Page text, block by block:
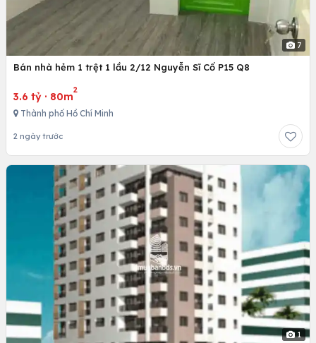
7
Bán nhà hẻm 1 trệt 1 lầu 2/12 Nguyễn Sĩ Cố P15 Q8
3.6 tỷ · 80m
2
Thành phố Hồ Chí Minh
2 ngày trước
1